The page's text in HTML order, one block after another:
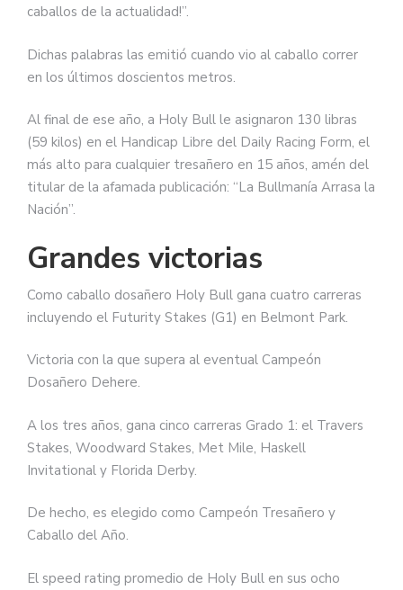
caballos de la actualidad!”.
Dichas palabras las emitió cuando vio al caballo correr
en los últimos doscientos metros.
Al final de ese año, a Holy Bull le asignaron 130 libras
(59 kilos) en el Handicap Libre del Daily Racing Form, el
más alto para cualquier tresañero en 15 años, amén del
titular de la afamada publicación: “La Bullmanía Arrasa la
Nación”.
Grandes victorias
Como caballo dosañero Holy Bull gana cuatro carreras
incluyendo el Futurity Stakes (G1) en Belmont Park.
Victoria con la que supera al eventual Campeón
Dosañero Dehere.
A los tres años, gana cinco carreras Grado 1: el Travers
Stakes, Woodward Stakes, Met Mile, Haskell
Invitational y Florida Derby.
De hecho, es elegido como Campeón Tresañero y
Caballo del Año.
El speed rating promedio de Holy Bull en sus ocho